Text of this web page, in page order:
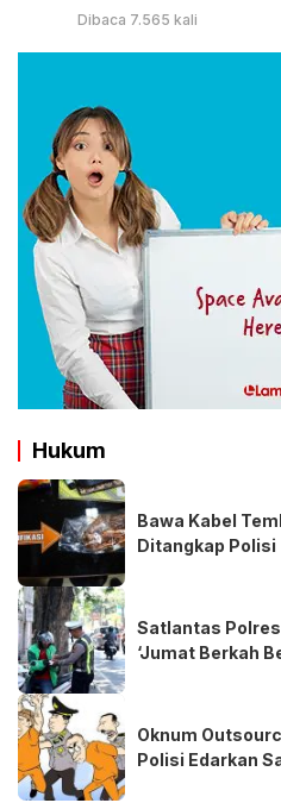
Dibaca 7.565 kali
Hukum
Bawa Kabel
Ditangkap Polisi
Satlantas
‘Jumat Berkah
Oknum
Polisi Edarkan